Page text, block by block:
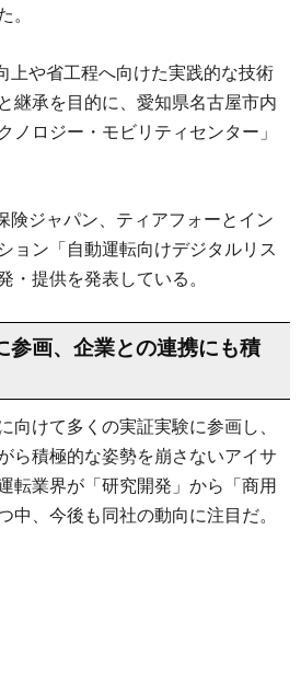
。
上や省工程へ向けた実践的な技術
継承を目的に、愛知県名古屋市内
ノロジー・モビリティセンター」
険ジャパン、ティアフォーとイン
ョン「自動運転向けデジタルリス
・提供を発表している。
参画、企業との連携にも積
向けて多くの実証実験に参画し、
ら積極的な姿勢を崩さないアイサ
転業界が「研究開発」から「商用
中、今後も同社の動向に注目だ。